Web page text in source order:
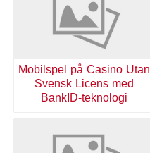
Mobilspel på Casino Utan
Svensk Licens med
BankID-teknologi